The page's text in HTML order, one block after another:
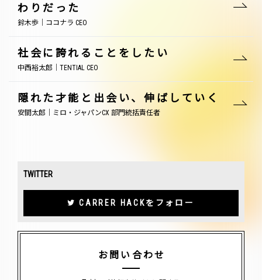
わりだった
鈴木歩｜ココナラ CEO
社会に誇れることをしたい
中西裕太郎｜TENTIAL CEO
隠れた才能と出会い、伸ばしていく
安間太郎｜ミロ・ジャパンCX 部門統括責任者
TWITTER
CARRER HACKをフォロー
お問い合わせ